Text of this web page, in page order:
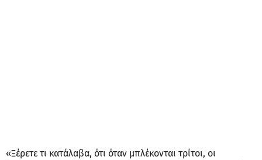
«Ξέρετε τι κατάλαβα, ότι όταν μπλέκονται τρίτοι, οι